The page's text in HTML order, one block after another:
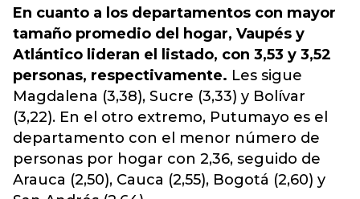
En cuanto a los departamentos con mayor
tamaño promedio del hogar, Vaupés y
Atlántico lideran el listado, con 3,53 y 3,52
personas, respectivamente. Les sigue
Magdalena (3,38), Sucre (3,33) y Bolívar
(3,22). En el otro extremo, Putumayo es el
departamento con el menor número de
personas por hogar con 2,36, seguido de
Arauca (2,50), Cauca (2,55), Bogotá (2,60) y